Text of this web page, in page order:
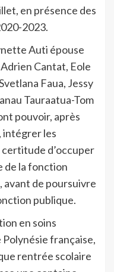
en présence des
2023.
Auti épouse
Cantat, Eole
Faua, Jessy
Tauraatua-Tom
pouvoir, après
intégrer les
certitude d’occuper
de la fonction
avant de poursuivre
publique.
en soins
française,
rentrée scolaire